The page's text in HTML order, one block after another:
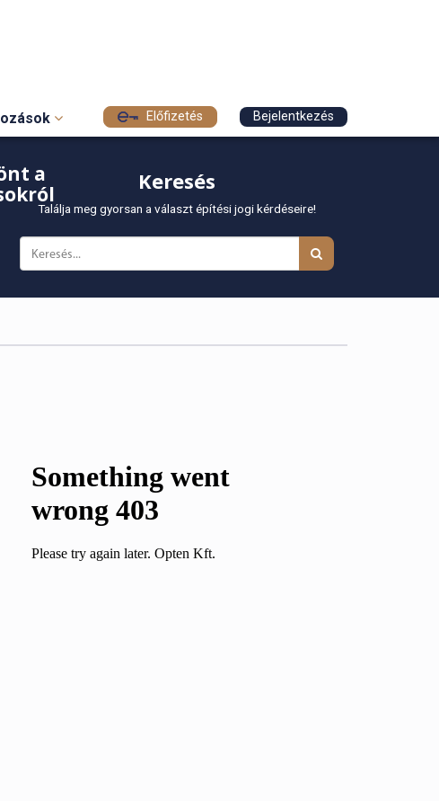
Előfizetés Bejelentkezés
a
Keresés
Találja meg gyorsan a választ építési jogi kérdéseire!